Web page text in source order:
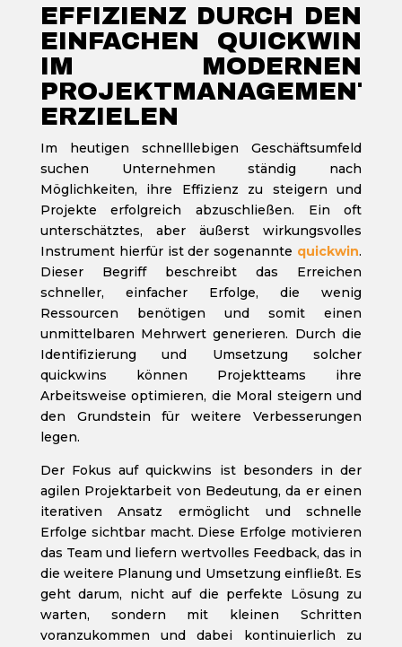
EFFIZIENZ DURCH DEN
EINFACHEN QUICKWIN
IM MODERNEN
PROJEKTMANAGEMENT
ERZIELEN
Im heutigen schnelllebigen Geschäftsumfeld
suchen Unternehmen ständig nach
Möglichkeiten, ihre Effizienz zu steigern und
Projekte erfolgreich abzuschließen. Ein oft
unterschätztes, aber äußerst wirkungsvolles
Instrument hierfür ist der sogenannte quickwin.
Dieser Begriff beschreibt das Erreichen
schneller, einfacher Erfolge, die wenig
Ressourcen benötigen und somit einen
unmittelbaren Mehrwert generieren. Durch die
Identifizierung und Umsetzung solcher
quickwins können Projektteams ihre
Arbeitsweise optimieren, die Moral steigern und
den Grundstein für weitere Verbesserungen
legen.
Der Fokus auf quickwins ist besonders in der
agilen Projektarbeit von Bedeutung, da er einen
iterativen Ansatz ermöglicht und schnelle
Erfolge sichtbar macht. Diese Erfolge motivieren
das Team und liefern wertvolles Feedback, das in
die weitere Planung und Umsetzung einfließt. Es
geht darum, nicht auf die perfekte Lösung zu
warten, sondern mit kleinen Schritten
voranzukommen und dabei kontinuierlich zu